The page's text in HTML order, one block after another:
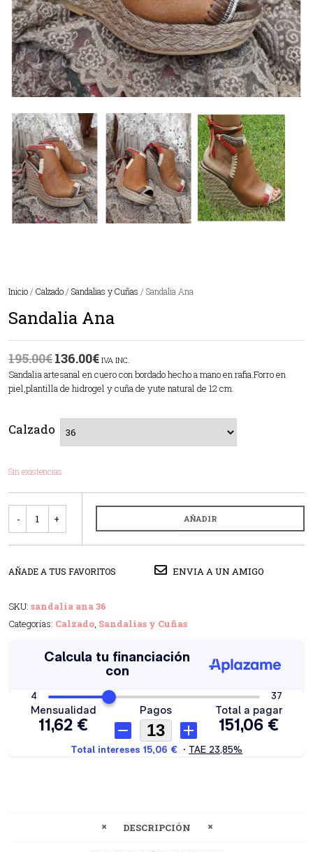
Inicio / Calzado / Sandalias y Cuñas / Sandalia Ana
Sandalia Ana
195.00€136.00€ IVA INC.
Sandalia artesanal en cuero con bordado hecho a mano en rafia.Forro en
piel,plantilla de hidrogel y cuña de yute natural de 12 cm.
Calzado
Sin existencias
AÑADIR
AÑADE A TUS FAVORITOS ENVIA A UN AMIGO
SKU: sandalia ana 36
Categorías: Calzado, Sandalias y Cuñas
DESCRIPCIÓN